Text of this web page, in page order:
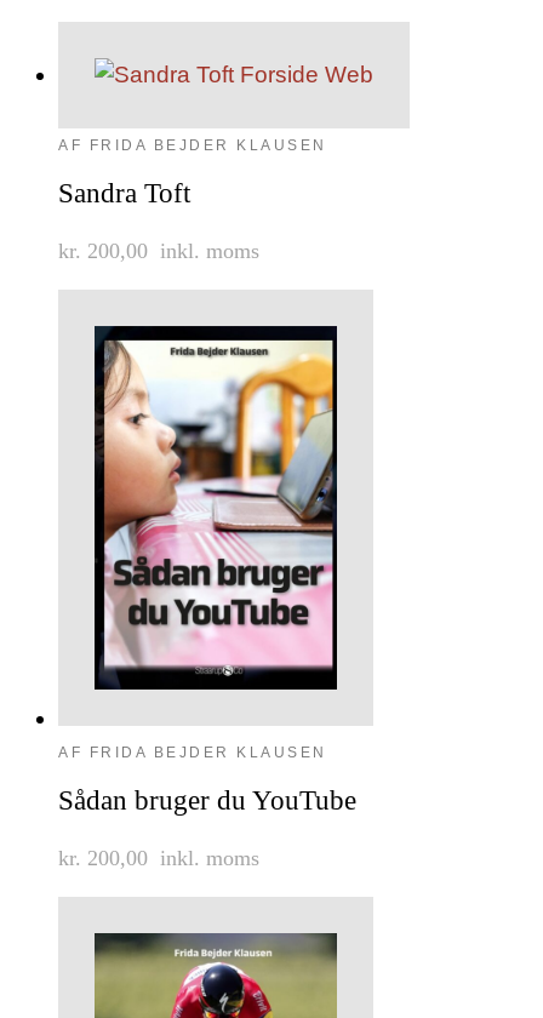
AF FRIDA BEJDER KLAUSEN
Sandra Toft
kr. 200,00 inkl. moms
AF FRIDA BEJDER KLAUSEN
Sådan bruger du YouTube
kr. 200,00 inkl. moms